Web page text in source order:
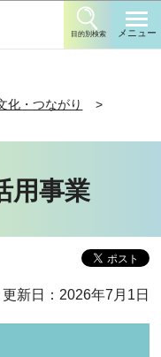
目的別検索 メニュー
化・つながり
用事業
更新日：2026年7月1日